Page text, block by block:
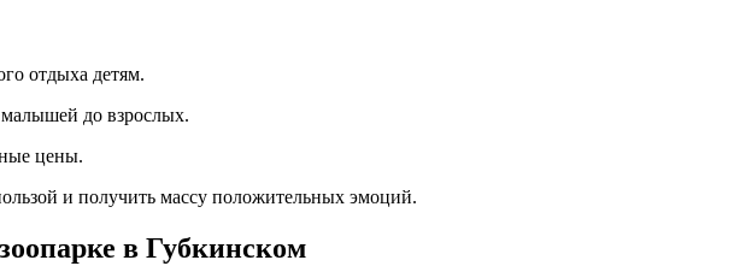
отдыха детям.
малышей до взрослых.
цены.
и получить массу положительных эмоций.
в Губкинском